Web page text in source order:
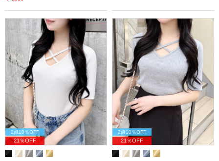
2点10％OFF
21％OFF
2点10％OFF
21％OFF